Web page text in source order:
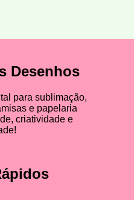
Desenhos
para sublimação,
e papelaria
criatividade e